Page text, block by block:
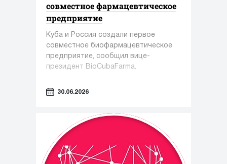
совместное фармацевтическое
предприятие
Куба и Россия создали первое
совместное биофармацевтическое
предприятие, сообщил вице-
президент BioCubaFarma.
30.06.2026